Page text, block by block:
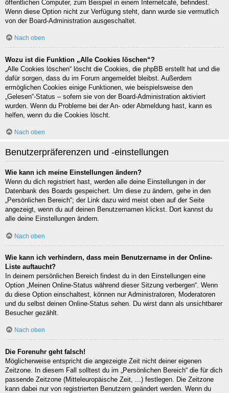
öffentlichen Computer, zum Beispiel in einem Internetcafé, befindest.
Wenn diese Option nicht zur Verfügung steht, dann wurde sie vermutlich
von der Board-Administration ausgeschaltet.
Nach oben
Wozu ist die Funktion „Alle Cookies löschen“?
„Alle Cookies löschen“ löscht die Cookies, die phpBB erstellt hat und die
dafür sorgen, dass du im Forum angemeldet bleibst. Außerdem
ermöglichen Cookies einige Funktionen, wie beispielsweise den
„Gelesen“-Status – sofern sie von der Board-Administration aktiviert
wurden. Wenn du Probleme bei der An- oder Abmeldung hast, kann es
helfen, wenn du die Cookies löscht.
Nach oben
Benutzerpräferenzen und -einstellungen
Wie kann ich meine Einstellungen ändern?
Wenn du dich registriert hast, werden alle deine Einstellungen in der
Datenbank des Boards gespeichert. Um diese zu ändern, gehe in den
„Persönlichen Bereich“; der Link dazu wird meist oben auf der Seite
angezeigt, wenn du auf deinen Benutzernamen klickst. Dort kannst du
alle deine Einstellungen ändern.
Nach oben
Wie kann ich verhindern, dass mein Benutzername in der Online-
Liste auftaucht?
In deinem persönlichen Bereich findest du in den Einstellungen eine
Option „Meinen Online-Status während dieser Sitzung verbergen“. Wenn
du diese Option einschaltest, können nur Administratoren, Moderatoren
und du selbst deinen Online-Status sehen. Du wirst dann als unsichtbarer
Besucher gezählt.
Nach oben
Die Forenuhr geht falsch!
Möglicherweise entspricht die angezeigte Zeit nicht deiner eigenen
Zeitzone. In diesem Fall solltest du im „Persönlichen Bereich“ die für dich
passende Zeitzone (Mitteleuropäische Zeit, ...) festlegen. Die Zeitzone
kann dabei nur von registrierten Benutzern geändert werden. Wenn du